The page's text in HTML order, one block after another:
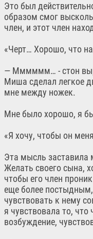
Это был
образом смог
член, и этот член
«Черт… Хорошо, что
— Мммммм… - стон
Миша сделал легкое
мне между ножек.
Мне было хорошо, я
«Я хочу, чтобы он
Эта мысль заставила
Желать своего сына,
чтобы его член
еще более
чувствовать к нему
я чувствовала то, что
возбуждение,